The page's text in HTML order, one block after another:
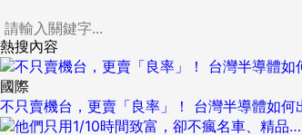
熱搜內容
國際
不只賣機台，更賣「良率」！ 台灣半導體如